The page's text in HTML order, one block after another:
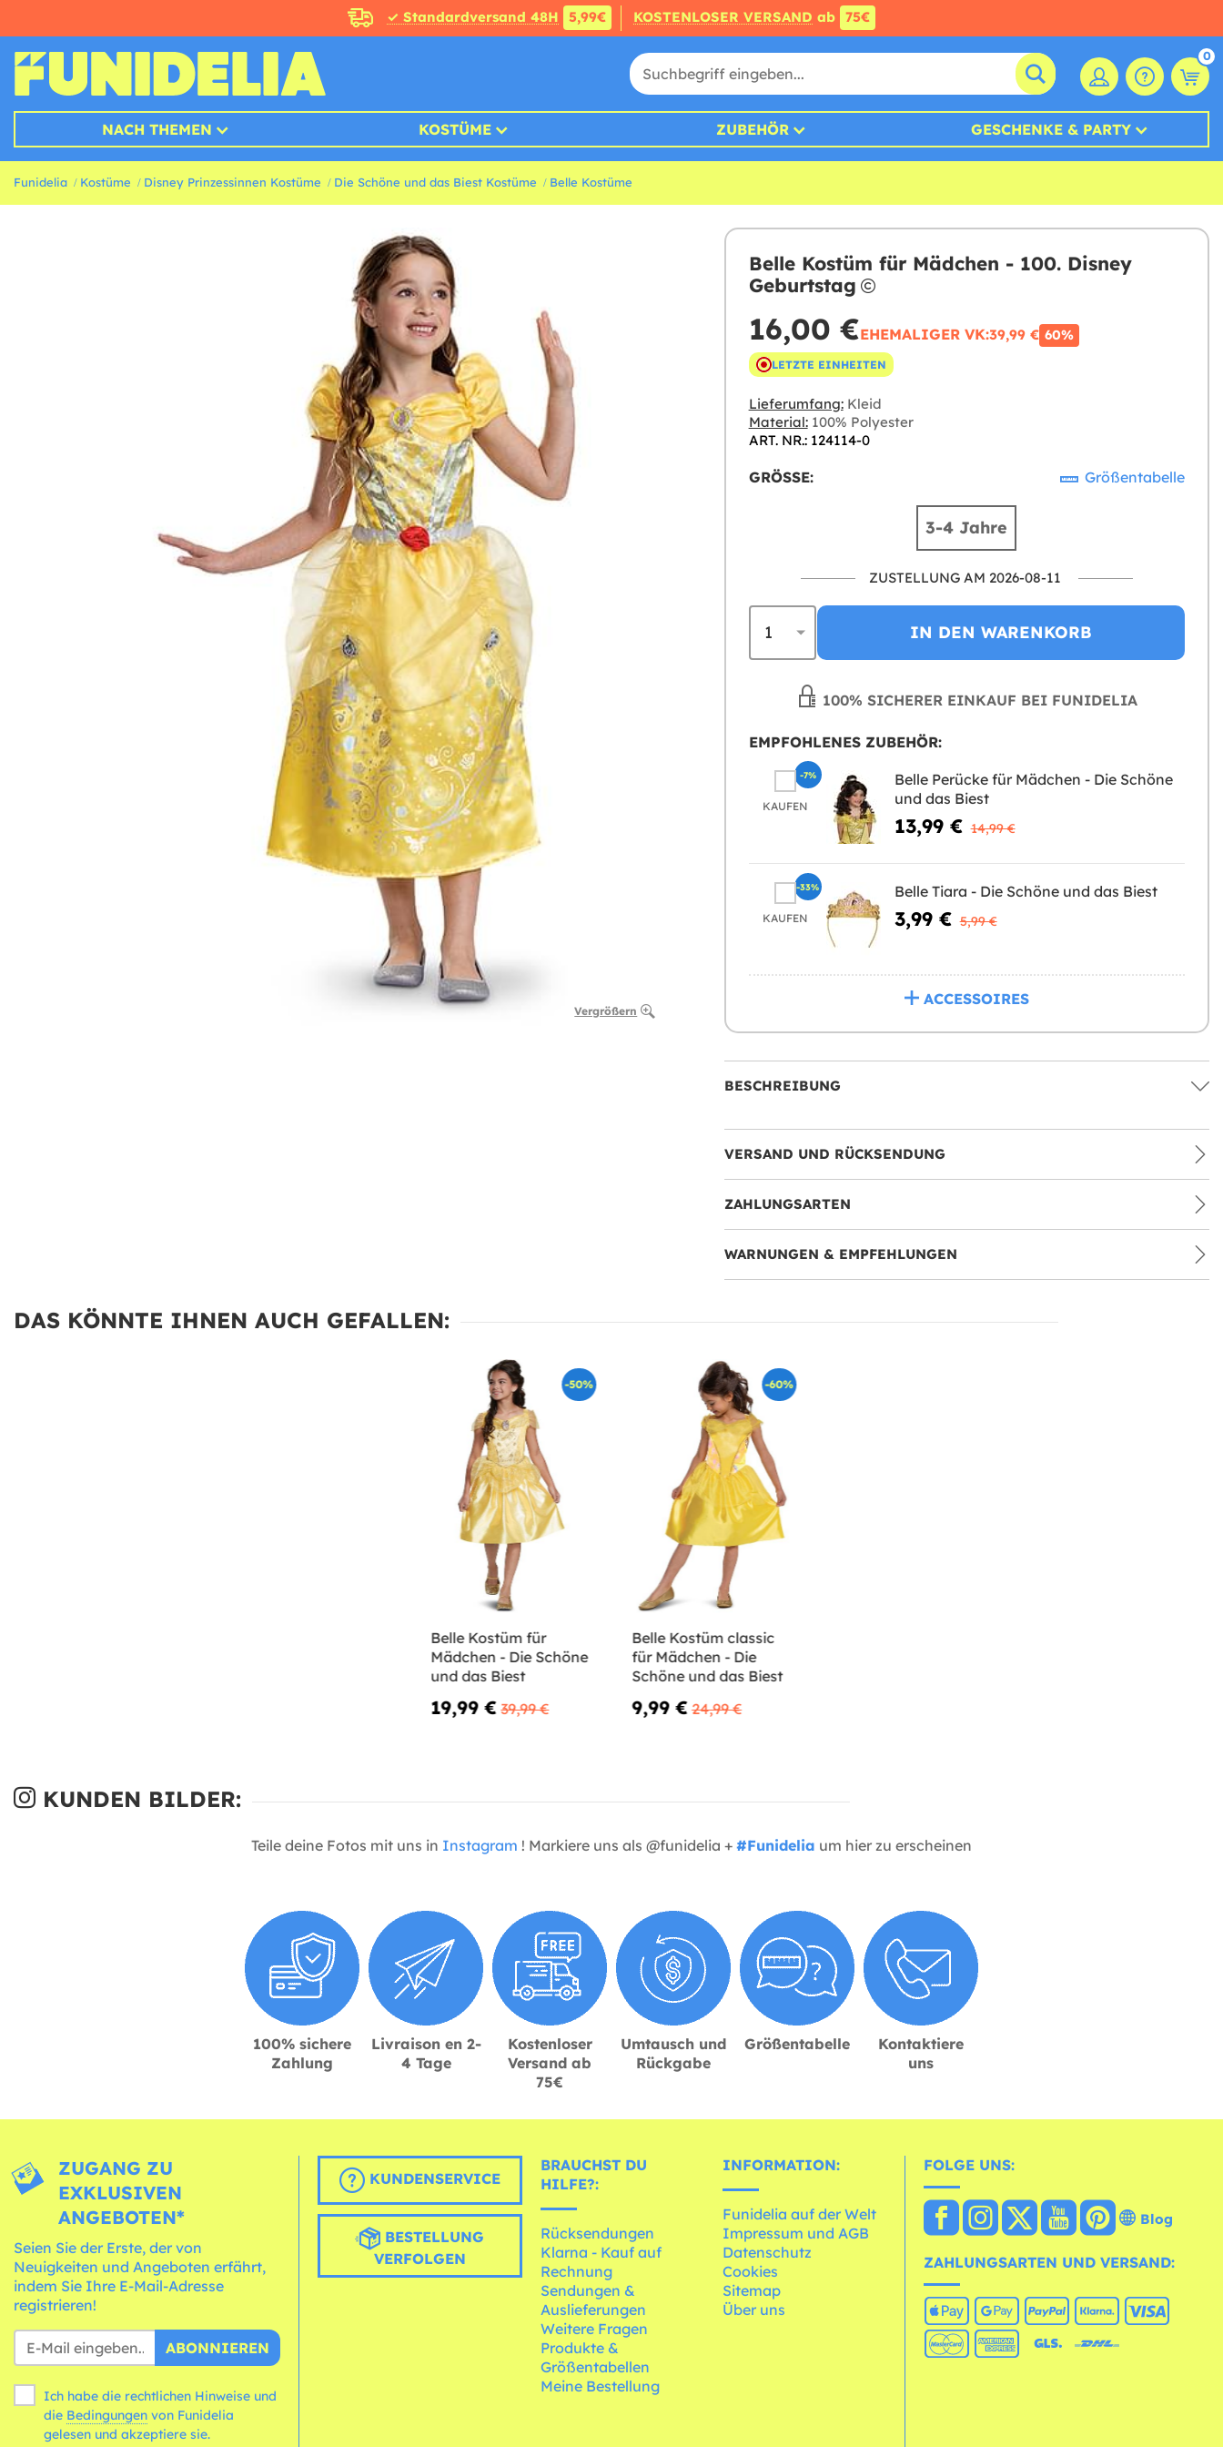
✓ Standardversand 48H 5,99€ KOSTENLOSER VERSAND ab 75€
0
NACH THEMEN KOSTÜME ZUBEHÖR GESCHENKE & PARTY
Funidelia Kostüme Disney Prinzessinnen Kostüme Die Schöne und das Biest Kostüme Belle Kostüme
Vergrößern
Belle Kostüm für Mädchen - 100. Disney
Geburtstag
16,00 €EHEMALIGER VK:39,99 € 60%
LETZTE EINHEITEN
Lieferumfang:Kleid
Material:100% Polyester
ART. NR.: 124114-0
GRÖSSE: Größentabelle
3-4 Jahre
ZUSTELLUNG AM 2026-08-11
IN DEN WARENKORB
100% SICHERER EINKAUF BEI FUNIDELIA
EMPFOHLENES ZUBEHÖR:
KAUFEN
Belle Perücke für Mädchen - Die Schöne
und das Biest
13,99 € 14,99 €
-7%
KAUFEN
Belle Tiara - Die Schöne und das Biest
3,99 € 5,99 €
-33%
ACCESSOIRES
BESCHREIBUNG
VERSAND UND RÜCKSENDUNG
ZAHLUNGSARTEN
WARNUNGEN & EMPFEHLUNGEN
DAS KÖNNTE IHNEN AUCH GEFALLEN:
-50%
Belle Kostüm für
Mädchen - Die Schöne
und das Biest
19,99 € 39,99 €
-60%
Belle Kostüm classic
für Mädchen - Die
Schöne und das Biest
9,99 € 24,99 €
KUNDEN BILDER:
Teile deine Fotos mit uns in Instagram ! Markiere uns als @funidelia + #Funidelia um hier zu erscheinen
100% sichere
Zahlung
Livraison en 2-
4 Tage
Kostenloser
Versand ab
75€
Umtausch und
Rückgabe
Größentabelle
Kontaktiere
uns
ZUGANG ZU
EXKLUSIVEN
ANGEBOTEN*
Seien Sie der Erste, der von
Neuigkeiten und Angeboten erfährt,
indem Sie Ihre E-Mail-Adresse
registrieren!
ABONNIEREN
Ich habe die rechtlichen Hinweise und
die Bedingungen
gelesen und akzeptiere sie.
KUNDENSERVICE
BESTELLUNG
VERFOLGEN
BRAUCHST DU
HILFE?:
Rücksendungen
Klarna - Kauf auf
Rechnung
Sendungen &
Auslieferungen
Weitere Fragen
Produkte &
Größentabellen
Meine Bestellung
INFORMATION:
Funidelia auf der Welt
Impressum und AGB
Datenschutz
Cookies
Sitemap
Über uns
FOLGE UNS:
Blog
ZAHLUNGSARTEN UND VERSAND: